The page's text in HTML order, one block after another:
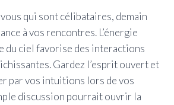
qui sont célibataires, demain
à vos rencontres. L’énergie
du ciel favorise des interactions
Gardez l’esprit ouvert et
par vos intuitions lors de vos
discussion pourrait ouvrir la